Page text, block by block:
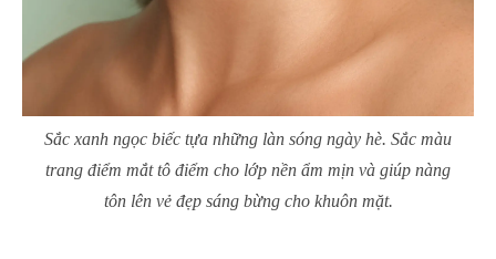
Sắc xanh ngọc biếc tựa những làn sóng ngày hè. Sắc màu
trang điểm mắt tô điểm cho lớp nền ẩm mịn và giúp nàng
tôn lên vẻ đẹp sáng bừng cho khuôn mặt.